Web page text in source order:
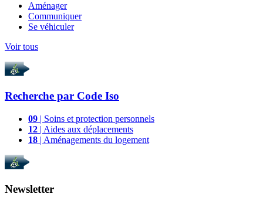
Aménager
Communiquer
Se véhiculer
Voir tous
Recherche par Code Iso
09 | Soins et protection personnels
12 | Aides aux déplacements
18 | Aménagements du logement
Newsletter